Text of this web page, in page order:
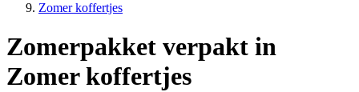
Zomer koffertjes
Zomerpakket verpakt in
Zomer koffertjes